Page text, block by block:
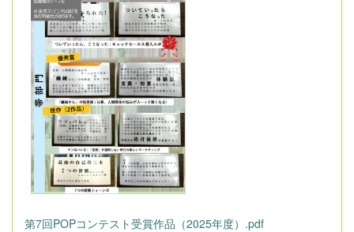
第7回POPコンテスト受賞作品（2025年度）.pdf